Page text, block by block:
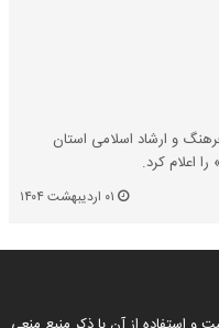
و ارشاد اسلامی استان
اعلام کرد.